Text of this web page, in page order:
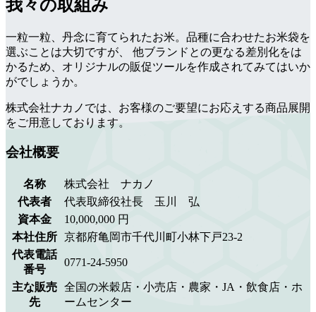
我々の取組み
一粒一粒、丹念に育てられたお米。品種に合わせたお米袋を
選ぶことは大切ですが、 他ブランドとの更なる差別化をは
かるため、オリジナルの販促ツールを作成されてみてはいか
がでしょうか。
株式会社ナカノでは、お客様のご要望にお応えする商品展開
をご用意しております。
会社概要
名称
株式会社 ナカノ
代表者
代表取締役社長 玉川 弘
資本金
10,000,000 円
本社住所 京都府亀岡市千代川町小林下戸23-2
代表電話
番号
0771-24-5950
主な販売
先
全国の米穀店・小売店・農家・JA・飲食店・ホ
ームセンター